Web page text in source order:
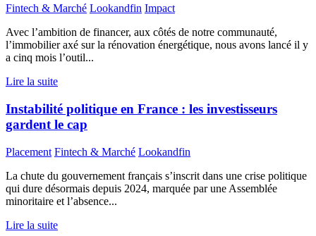
Fintech & Marché Lookandfin Impact
Avec l’ambition de financer, aux côtés de notre communauté,
l’immobilier axé sur la rénovation énergétique, nous avons lancé il y
a cinq mois l’outil...
Lire la suite
Instabilité politique en France : les investisseurs
gardent le cap
Placement Fintech & Marché Lookandfin
La chute du gouvernement français s’inscrit dans une crise politique
qui dure désormais depuis 2024, marquée par une Assemblée
minoritaire et l’absence...
Lire la suite